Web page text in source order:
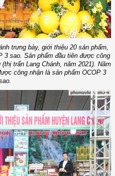
trưng bày, giới thiệu 20 sản phẩm,
3 sao. Sản phẩm đầu tiên được công
trấn Lang Chánh, năm 2021). Năm
công nhận là sản phẩm OCOP 3